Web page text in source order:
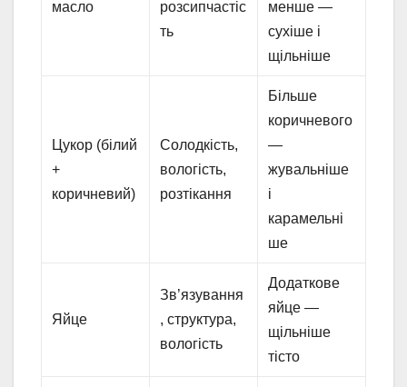
масло
розсипчастіс
ть
менше —
сухіше і
щільніше
Цукор (білий
+
коричневий)
Солодкість,
вологість,
розтікання
Більше
коричневого
—
жувальніше
і
карамельні
ше
Яйце
Зв’язування
, структура,
вологість
Додаткове
яйце —
щільніше
тісто